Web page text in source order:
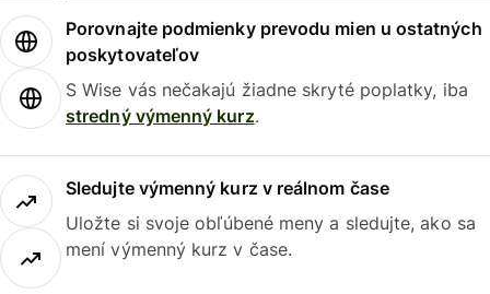
Porovnajte podmienky prevodu mien u ostatných
poskytovateľov
S Wise vás nečakajú žiadne skryté poplatky, iba
stredný výmenný kurz.
Sledujte výmenný kurz v reálnom čase
Uložte si svoje obľúbené meny a sledujte, ako sa
mení výmenný kurz v čase.